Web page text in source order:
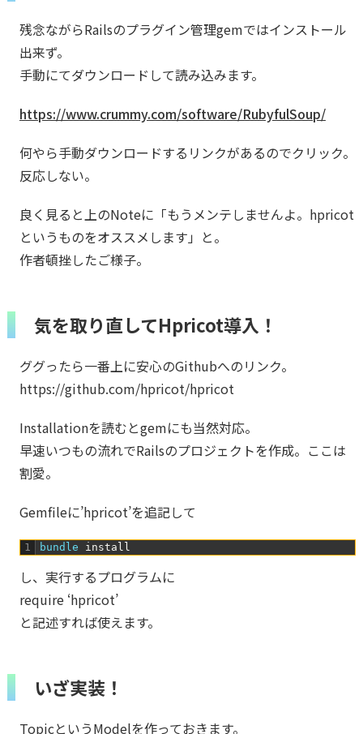
残念ながらRailsのプラグイン管理gemではインストール
出来ず。
手動にてダウンロードして読み込みます。
https://www.crummy.com/software/RubyfulSoup/
何やら手動ダウンロードするリンクがあるのでクリック。
反応しない。
良く見ると上のNoteに「もうメンテしませんよ。hpricot
というものをオススメします」と。
作者頓挫したご様子。
気を取り直してHpricot導入！
ググったら一番上に安心のGithubへのリンク。
https://github.com/hpricot/hpricot
Installationを読むとgemにも当然対応。
早速いつもの流れでRailsのプロジェクトを作成。ここは
割愛。
Gemfileに’hpricot’を追記して
1 bundle install
し、実行するプログラムに
require ‘hpricot’
と記述すれば使えます。
いざ実装！
TopicというModelを作っておきます。